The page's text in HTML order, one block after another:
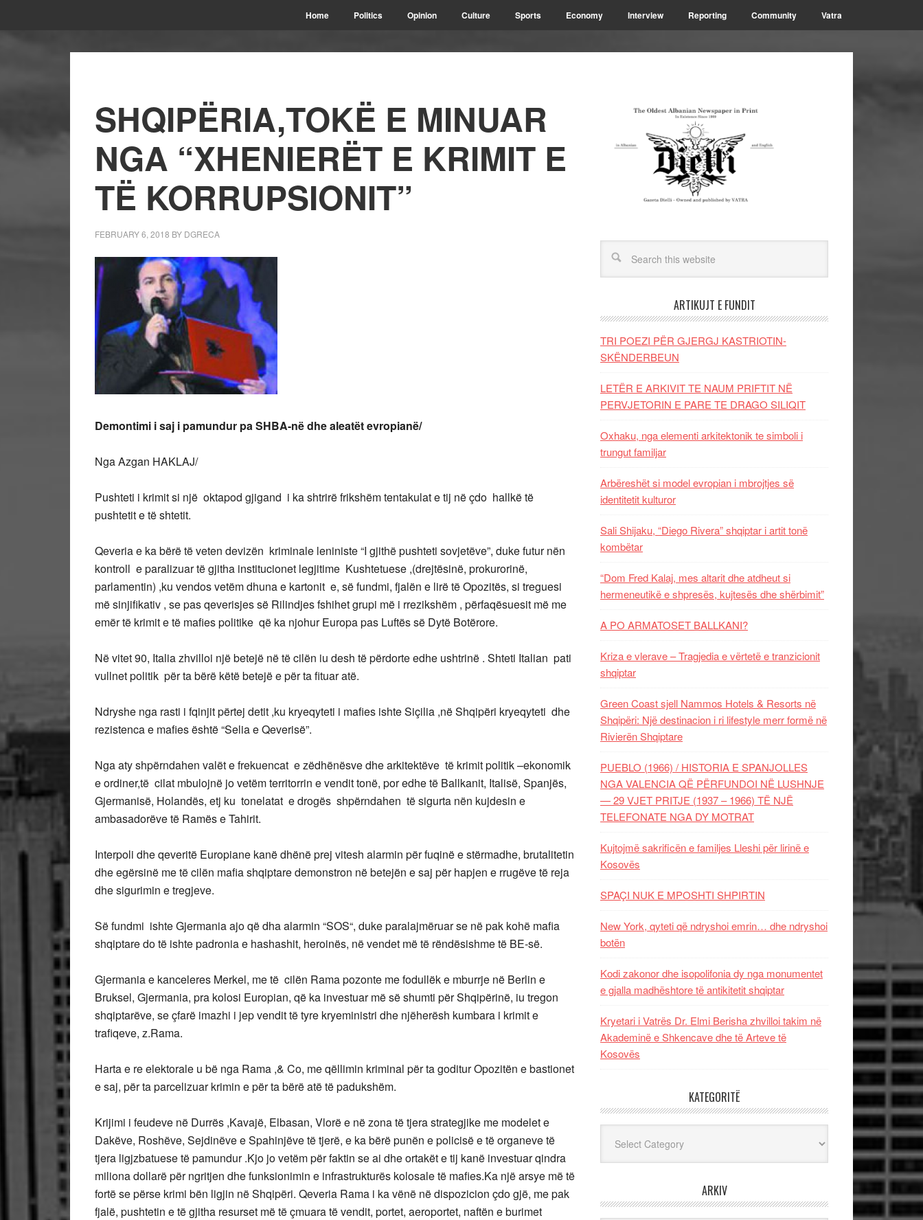
Home Politics Opinion Culture Sports Economy Interview Reporting Community Vatra
SHQIPËRIA,TOKË E MINUAR
NGA “XHENIERËT E KRIMIT E
TË KORRUPSIONIT”
FEBRUARY 6, 2018 BY DGRECA
Demontimi i saj i pamundur pa SHBA-në dhe aleatët evropianë/
Nga Azgan HAKLAJ/
Pushteti i krimit si një oktapod gjigand i ka shtrirë frikshëm tentakulat e tij në çdo hallkë të
pushtetit e të shtetit.
Qeveria e ka bërë të veten devizën kriminale leniniste “I gjithë pushteti sovjetëve”, duke futur nën
kontroll e paralizuar të gjitha institucionet legjitime Kushtetuese ,(drejtësinë, prokurorinë,
parlamentin) ,ku vendos vetëm dhuna e kartonit e, së fundmi, fjalën e lirë të Opozitës, si treguesi
më sinjifikativ , se pas qeverisjes së Rilindjes fshihet grupi më i rrezikshëm , përfaqësuesit më me
emër të krimit e të mafies politike që ka njohur Europa pas Luftës së Dytë Botërore.
Në vitet 90, Italia zhvilloi një betejë në të cilën iu desh të përdorte edhe ushtrinë . Shteti Italian pati
vullnet politik për ta bërë këtë betejë e për ta fituar atë.
Ndryshe nga rasti i fqinjit përtej detit ,ku kryeqyteti i mafies ishte Siçilia ,në Shqipëri kryeqyteti dhe
rezistenca e mafies është “Selia e Qeverisë”.
Nga aty shpërndahen valët e frekuencat e zëdhënësve dhe arkitektëve të krimit politik –ekonomik
e ordiner,të cilat mbulojnë jo vetëm territorrin e vendit tonë, por edhe të Ballkanit, Italisë, Spanjës,
Gjermanisë, Holandës, etj ku tonelatat e drogës shpërndahen të sigurta nën kujdesin e
ambasadorëve të Ramës e Tahirit.
Interpoli dhe qeveritë Europiane kanë dhënë prej vitesh alarmin për fuqinë e stërmadhe, brutalitetin
dhe egërsinë me të cilën mafia shqiptare demonstron në betejën e saj për hapjen e rrugëve të reja
dhe sigurimin e tregjeve.
Së fundmi ishte Gjermania ajo që dha alarmin “SOS“, duke paralajmëruar se në pak kohë mafia
shqiptare do të ishte padronia e hashashit, heroinës, në vendet më të rëndësishme të BE-së.
Gjermania e kanceleres Merkel, me të cilën Rama pozonte me fodullëk e mburrje në Berlin e
Bruksel, Gjermania, pra kolosi Europian, që ka investuar më së shumti për Shqipërinë, iu tregon
shqiptarëve, se çfarë imazhi i jep vendit të tyre kryeministri dhe njëherësh kumbara i krimit e
trafiqeve, z.Rama.
Harta e re elektorale u bë nga Rama ,& Co, me qëllimin kriminal për ta goditur Opozitën e bastionet
e saj, për ta parcelizuar krimin e për ta bërë atë të padukshëm.
Krijimi i feudeve në Durrës ,Kavajë, Elbasan, Vlorë e në zona të tjera strategjike me modelet e
Dakëve, Roshëve, Sejdinëve e Spahinjëve të tjerë, e ka bërë punën e policisë e të organeve të
tjera ligjzbatuese të pamundur .Kjo jo vetëm për faktin se ai dhe ortakët e tij kanë investuar qindra
miliona dollarë për ngritjen dhe funksionimin e infrastrukturës kolosale të mafies.Ka një arsye më të
fortë se përse krimi bën ligjin në Shqipëri. Qeveria Rama i ka vënë në dispozicion çdo gjë, me pak
fjalë, pushtetin e të gjitha resurset më të çmuara të vendit, portet, aeroportet, naftën e burimet
ARTIKUJT E FUNDIT
TRI POEZI PËR GJERGJ KASTRIOTIN-
SKËNDERBEUN
LETËR E ARKIVIT TE NAUM PRIFTIT NË
PERVJETORIN E PARE TE DRAGO SILIQIT
Oxhaku, nga elementi arkitektonik te simboli i
trungut familjar
Arbëreshët si model evropian i mbrojtjes së
identitetit kulturor
Sali Shijaku, “Diego Rivera” shqiptar i artit tonë
kombëtar
“Dom Fred Kalaj, mes altarit dhe atdheut si
hermeneutikë e shpresës, kujtesës dhe shërbimit”
A PO ARMATOSET BALLKANI?
Kriza e vlerave – Tragjedia e vërtetë e tranzicionit
shqiptar
Green Coast sjell Nammos Hotels & Resorts në
Shqipëri: Një destinacion i ri lifestyle merr formë në
Rivierën Shqiptare
PUEBLO (1966) / HISTORIA E SPANJOLLES
NGA VALENCIA QË PËRFUNDOI NË LUSHNJE
— 29 VJET PRITJE (1937 – 1966) TË NJË
TELEFONATE NGA DY MOTRAT
Kujtojmë sakrificën e familjes Lleshi për lirinë e
Kosovës
SPAÇI NUK E MPOSHTI SHPIRTIN
New York, qyteti që ndryshoi emrin… dhe ndryshoi
botën
Kodi zakonor dhe isopolifonia dy nga monumentet
e gjalla madhështore të antikitetit shqiptar
Kryetari i Vatrës Dr. Elmi Berisha zhvilloi takim në
Akademinë e Shkencave dhe të Arteve të
Kosovës
KATEGORITË
ARKIV